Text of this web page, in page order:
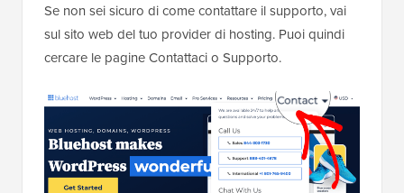
Se non sei sicuro di come contattare il supporto, vai
sul sito web del tuo provider di hosting. Puoi quindi
cercare le pagine Contattaci o Supporto.